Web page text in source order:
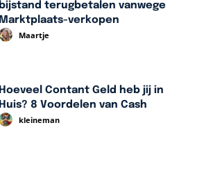
bijstand terugbetalen vanwege
Marktplaats-verkopen
Maartje
Hoeveel Contant Geld heb jij in
Huis? 8 Voordelen van Cash
kleineman